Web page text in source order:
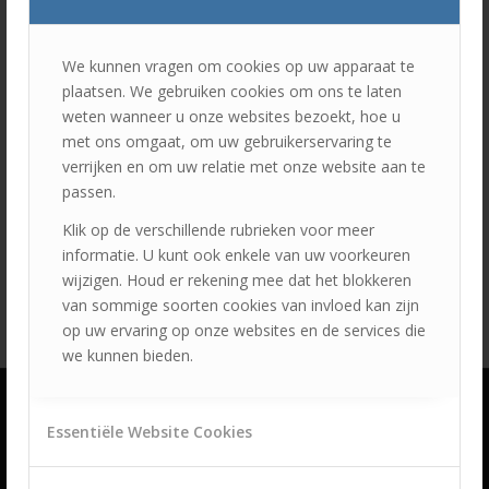
We kunnen vragen om cookies op uw apparaat te
plaatsen. We gebruiken cookies om ons te laten
weten wanneer u onze websites bezoekt, hoe u
met ons omgaat, om uw gebruikerservaring te
verrijken en om uw relatie met onze website aan te
passen.
Klik op de verschillende rubrieken voor meer
informatie. U kunt ook enkele van uw voorkeuren
wijzigen. Houd er rekening mee dat het blokkeren
van sommige soorten cookies van invloed kan zijn
op uw ervaring op onze websites en de services die
we kunnen bieden.
Essentiële Website Cookies
ONZE VERZEKERINGEN